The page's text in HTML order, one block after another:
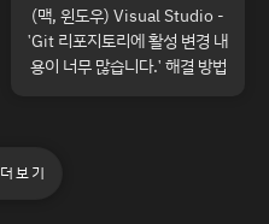
(맥, 윈도우) Visual Studio -
'Git 리포지토리에 활성 변경 내
용이 너무 많습니다.' 해결 방법
더보기